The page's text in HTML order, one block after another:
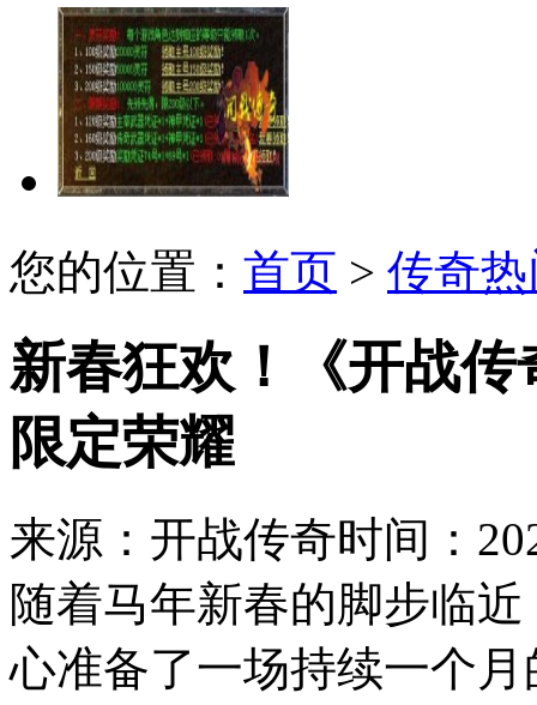
您的位置： 首页 > 传奇
新春狂欢！《开战
限定荣耀
来源：开战传奇时间：
随着马年新春的脚步临
心准备了一场持续一个